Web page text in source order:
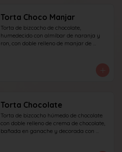
Torta Choco Manjar
Torta de bizcocho de chocolate,
humedecido con almíbar de naranja y
ron, con doble relleno de manjar de
Torta Chocolate
Torta de bizcocho húmedo de chocolate
con doble relleno de crema de chocolate,
bañada en ganache y decorada con